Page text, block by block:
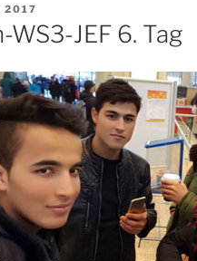
2017
WS3-JEF 6. Tag